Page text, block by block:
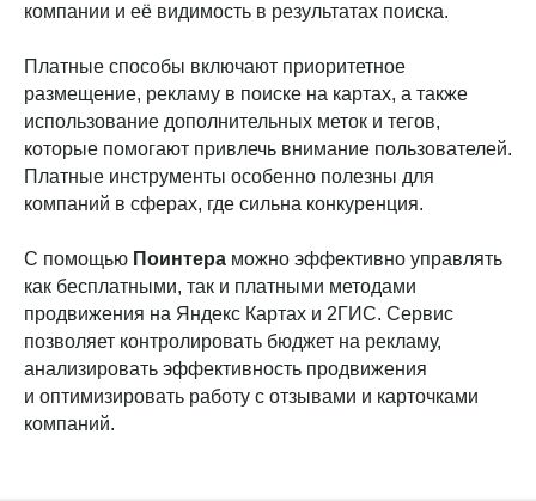
компании и её видимость в результатах поиска.
Платные способы включают приоритетное
размещение, рекламу в поиске на картах, а также
использование дополнительных меток и тегов,
которые помогают привлечь внимание пользователей.
Платные инструменты особенно полезны для
компаний в сферах, где сильна конкуренция.
С помощью Поинтера можно эффективно управлять
как бесплатными, так и платными методами
продвижения на Яндекс Картах и 2ГИС. Сервис
позволяет контролировать бюджет на рекламу,
анализировать эффективность продвижения
и оптимизировать работу с отзывами и карточками
компаний.